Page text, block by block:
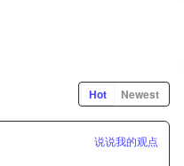
Hot Newest
说说我的观点